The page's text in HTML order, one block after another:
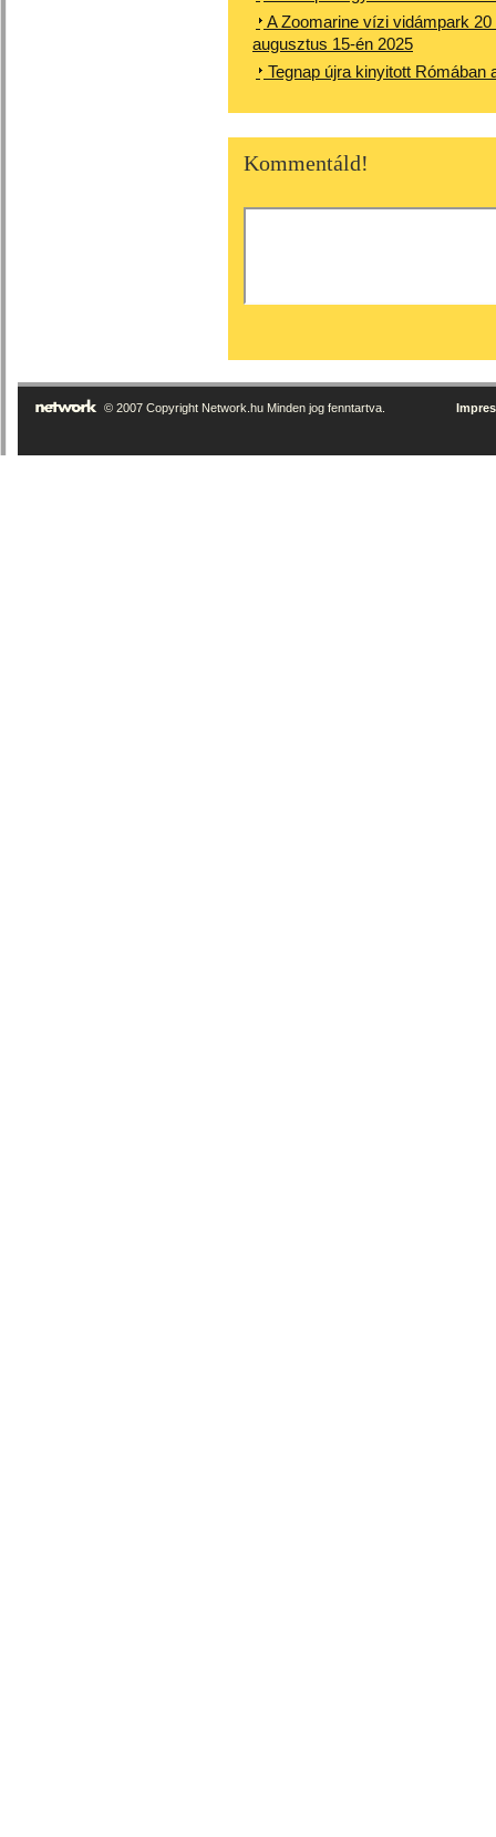
A Zoomarine vízi vidámpark
augusztus 15-én 2025
Tegnap újra kinyitott Rómában
Kommentáld!
© 2007 Copyright Network.hu Minden jog fenntartva.